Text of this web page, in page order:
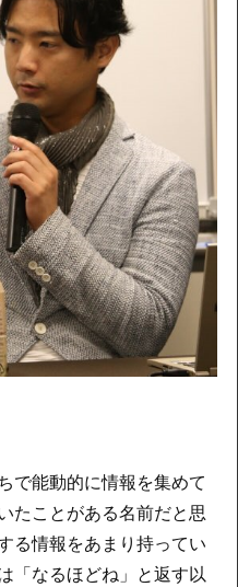
で能動的に情報を集めて
たことがある名前だと思
る情報をあまり持ってい
「なるほどね」と返す以